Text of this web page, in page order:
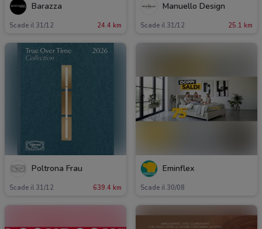
Barazza
Scade il 31/12 24.4 km
Manuello Design
Scade il 31/12 25.1 km
Poltrona Frau
Scade il 31/12 639.4 km
Eminflex
Scade il 30/08